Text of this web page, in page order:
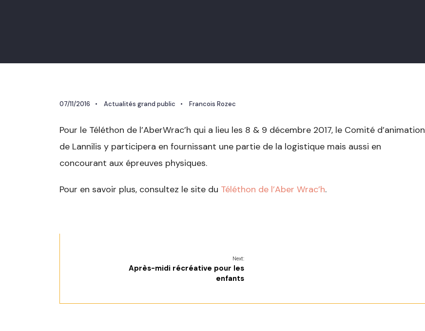
07/11/2016 • Actualités grand public • Francois Rozec
Pour le Téléthon de l’AberWrac’h qui a lieu les 8 & 9 décembre 2017, le Comité d’animation
de Lannilis y participera en fournissant une partie de la logistique mais aussi en
concourant aux épreuves physiques.
Pour en savoir plus, consultez le site du Téléthon de l’Aber Wrac’h.
Next:
Après-midi récréative pour les
enfants